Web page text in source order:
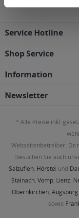
Service Hotline
Shop Service
Information
Newsletter
* Alle Preise inkl.
Webseitenbetreiber:
Besuchen Sie auch
Salzuflen, Hörstel und
Stainach, Vomp, Lienz,
Obernkirchen, Augsburg
sowie